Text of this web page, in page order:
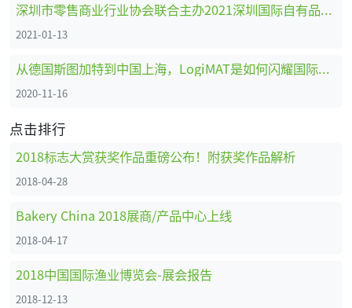
深圳市零售商业行业协会联合主办2021深圳国际自有品牌展
2021-01-13
从德国斯图加特到中国上海，LogiMAT是如何闪耀国际舞台的
2020-11-16
点击排行
2018标志大赏获奖作品重磅公布！附获奖作品解析
2018-04-28
Bakery China 2018展商/产品中心上线
2018-04-17
2018中国国际渔业博览会-展会报告
2018-12-13